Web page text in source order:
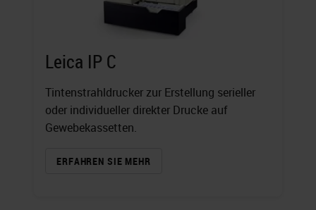
Leica IP C
Tintenstrahldrucker zur Erstellung serieller
oder individueller direkter Drucke auf
Gewebekassetten.
ERFAHREN SIE MEHR